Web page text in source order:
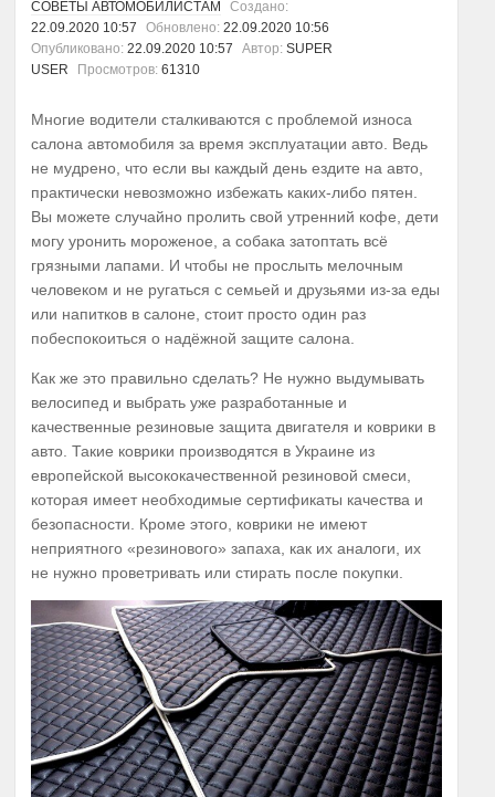
СОВЕТЫ АВТОМОБИЛИСТАМ
Создано:
22.09.2020 10:57
Обновлено: 22.09.2020 10:56
Опубликовано: 22.09.2020 10:57 Автор: SUPER
USER
Просмотров: 61310
Многие водители сталкиваются с проблемой износа
салона автомобиля за время эксплуатации авто. Ведь
не мудрено, что если вы каждый день ездите на авто,
практически невозможно избежать каких-либо пятен.
Вы можете случайно пролить свой утренний кофе, дети
могу уронить мороженое, а собака затоптать всё
грязными лапами. И чтобы не прослыть мелочным
человеком и не ругаться с семьей и друзьями из-за еды
или напитков в салоне, стоит просто один раз
побеспокоиться о надёжной защите салона.
Как же это правильно сделать? Не нужно выдумывать
велосипед и выбрать уже разработанные и
качественные резиновые защита двигателя и коврики в
авто. Такие коврики производятся в Украине из
европейской высококачественной резиновой смеси,
которая имеет необходимые сертификаты качества и
безопасности. Кроме этого, коврики не имеют
неприятного «резинового» запаха, как их аналоги, их
не нужно проветривать или стирать после покупки.